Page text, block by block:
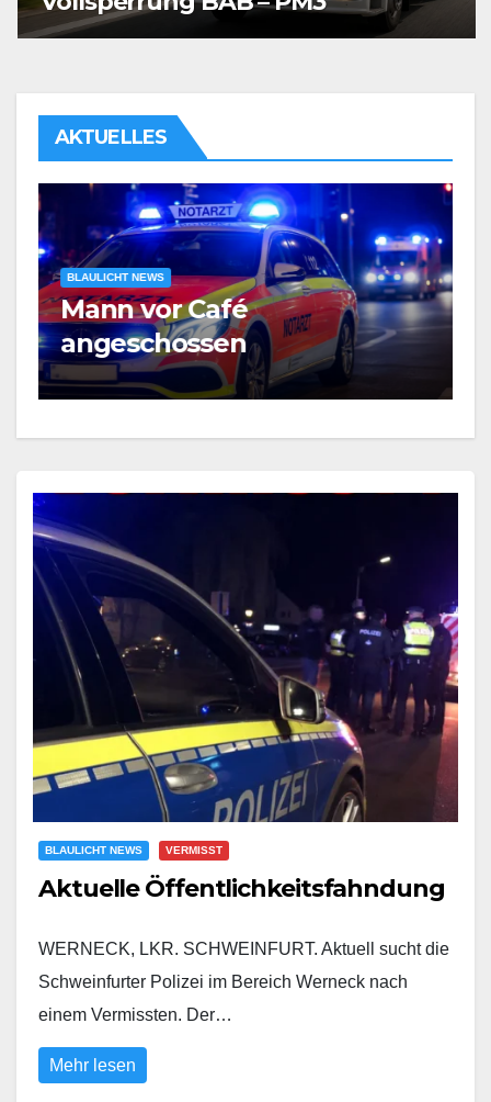
AKTUELLES
BLAULICHT NEWS
Mann vor Café
angeschossen
BLAULICHT NEWS VERMISST
Aktuelle Öffentlichkeitsfahndung
WERNECK, LKR. SCHWEINFURT. Aktuell sucht die
Schweinfurter Polizei im Bereich Werneck nach
einem Vermissten. Der…
Mehr lesen